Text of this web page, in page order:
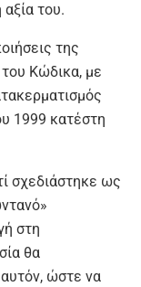
του.
της
του Κώδικα, με
1999 κατέστη
σχεδιάστηκε ως
στη
θα
ώστε να